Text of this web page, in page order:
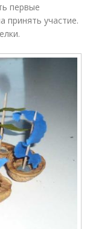
первые
принять участие.